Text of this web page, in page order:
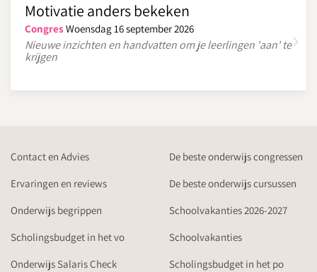
Motivatie anders bekeken
Congres Woensdag 16 september 2026
Nieuwe inzichten en handvatten om je leerlingen 'aan' te
krijgen
Contact en Advies
De beste onderwijs congressen
Ervaringen en reviews
De beste onderwijs cursussen
Onderwijs begrippen
Schoolvakanties 2026-2027
Scholingsbudget in het vo
Schoolvakanties
Onderwijs Salaris Check
Scholingsbudget in het po